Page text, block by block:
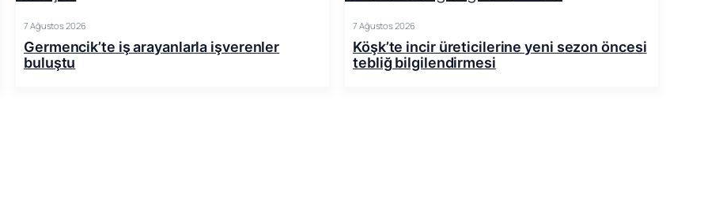
7 Ağustos 2026
Germencik’te iş arayanlarla işverenler
buluştu
7 Ağustos 2026
Köşk’te incir üreticilerine yeni sezon öncesi
tebliğ bilgilendirmesi